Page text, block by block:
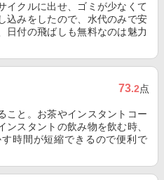
イクルに出せ、ゴミが少なくて
込みをしたので、水代のみで安
日付の飛ばしも無料なのは魅力
73.2点
こと。お茶やインスタントコー
スタントの飲み物を飲む時、
時間が短縮できるので便利で